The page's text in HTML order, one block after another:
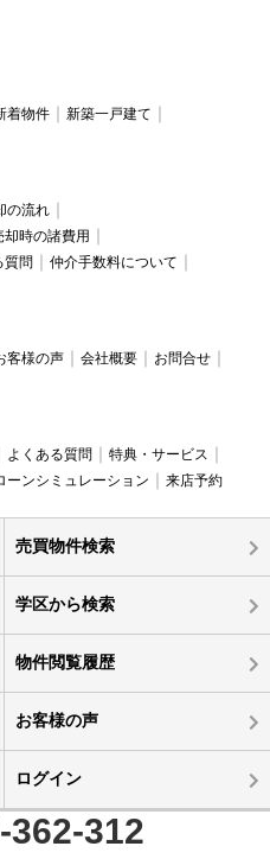
着物件
新築一戸建て
の流れ
却時の諸費用
質問
仲介手数料について
客様の声 会社概要
お問合せ
よくある質問
特典・サービス
ーンシミュレーション 来店予約
売買物件検索
学区から検索
物件閲覧履歴
お客様の声
ログイン
362-312